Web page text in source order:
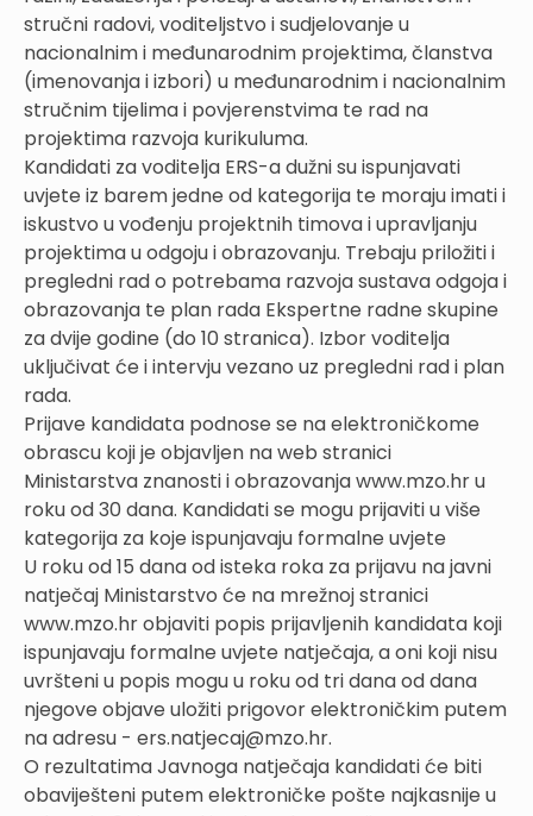
stručni radovi, voditeljstvo i sudjelovanje u
nacionalnim i međunarodnim projektima, članstva
(imenovanja i izbori) u međunarodnim i nacionalnim
stručnim tijelima i povjerenstvima te rad na
projektima razvoja kurikuluma.
Kandidati za voditelja ERS-a dužni su ispunjavati
uvjete iz barem jedne od kategorija te moraju imati i
iskustvo u vođenju projektnih timova i upravljanju
projektima u odgoju i obrazovanju. Trebaju priložiti i
pregledni rad o potrebama razvoja sustava odgoja i
obrazovanja te plan rada Ekspertne radne skupine
za dvije godine (do 10 stranica). Izbor voditelja
uključivat će i intervju vezano uz pregledni rad i plan
rada.
Prijave kandidata podnose se na elektroničkome
obrascu koji je objavljen na web stranici
Ministarstva znanosti i obrazovanja www.mzo.hr u
roku od 30 dana. Kandidati se mogu prijaviti u više
kategorija za koje ispunjavaju formalne uvjete
U roku od 15 dana od isteka roka za prijavu na javni
natječaj Ministarstvo će na mrežnoj stranici
www.mzo.hr objaviti popis prijavljenih kandidata koji
ispunjavaju formalne uvjete natječaja, a oni koji nisu
uvršteni u popis mogu u roku od tri dana od dana
njegove objave uložiti prigovor elektroničkim putem
na adresu - ers.natjecaj@mzo.hr.
O rezultatima Javnoga natječaja kandidati će biti
obaviješteni putem elektroničke pošte najkasnije u